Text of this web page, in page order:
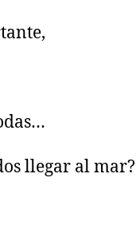
llegar al mar?